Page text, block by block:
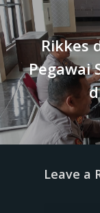
Rikkes
Pegawai
Leave a